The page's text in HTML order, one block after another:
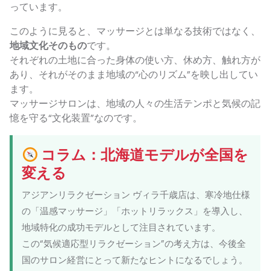
っています。
このように見ると、マッサージとは単なる技術ではなく、
地域文化そのものです。
それぞれの土地に合った身体の使い方、休め方、触れ方が
あり、それがそのまま地域の“心のリズム”を映し出してい
ます。
マッサージサロンは、地域の人々の生活テンポと気候の記
憶を守る“文化装置”なのです。
コラム：北海道モデルが全国を
変える
アジアンリラクゼーション ヴィラ千歳店は、寒冷地仕様
の「温感マッサージ」「ホットリラックス」を導入し、
地域特化の成功モデルとして注目されています。
この“気候適応型リラクゼーション”の考え方は、今後全
国のサロン経営にとって新たなヒントになるでしょう。